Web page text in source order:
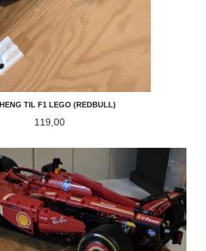
TIL F1 LEGO (REDBULL)
Pris
119,00